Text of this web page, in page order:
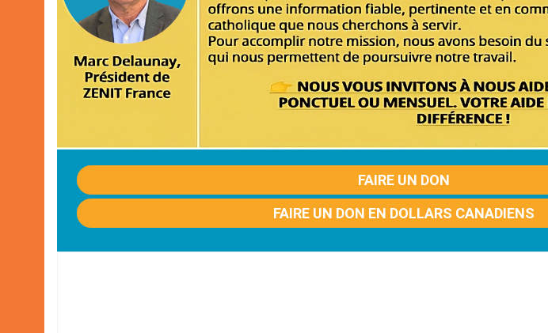
FAIRE UN DON
FAIRE UN DON EN DOLLARS CANADIENS